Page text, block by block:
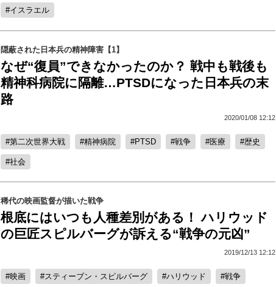
イスラエル
隠蔽された日本兵の精神障害【1】
なぜ“復員”できなかったのか？ 戦中も戦後も
精神科病院に隔離…PTSDになった日本兵の末
路
2020/01/08 12:12
第二次世界大戦 精神病院 PTSD 戦争 医療 歴史
社会
稀代の映画監督が描いた戦争
根底にはいつも人種差別がある！ ハリウッド
の巨匠スピルバーグが訴える“戦争の元凶”
2019/12/13 12:12
映画 スティーブン・スピルバーグ ハリウッド 戦争